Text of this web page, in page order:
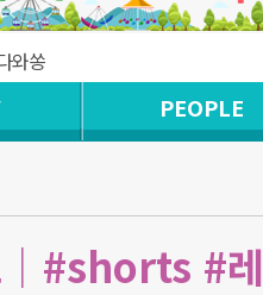
와쏭
PEOPLE
｜#shorts #